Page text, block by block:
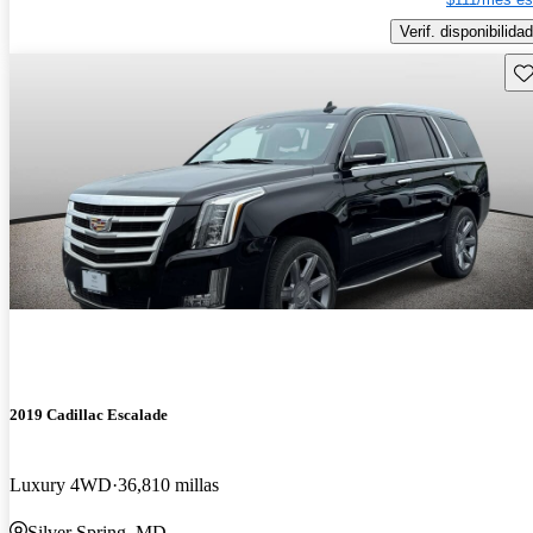
Verif. disponibilidad
2019 Cadillac Escalade
Luxury 4WD 36,810 millas